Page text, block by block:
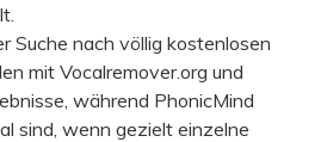
nach völlig kostenlosen
mit Vocalremover.org und
während PhonicMind
sind, wenn gezielt einzelne